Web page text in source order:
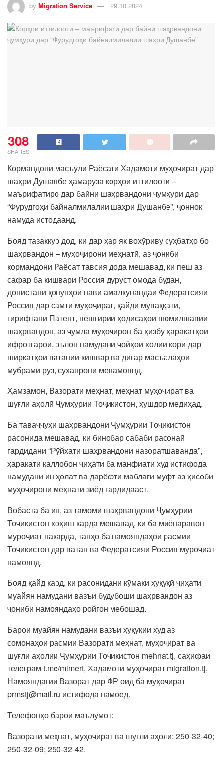
by Migration Service 29.10.2024
308
SHARES
Кормандони масъули Раёсати Хадамоти муҳоҷират дар
шаҳри Душанбе ҳамарӯза корҳои иттилоотӣ –
маърифатиро дар байни шаҳрвандони ҷумҳури дар
“Фурудгоҳи байналмилалии шаҳри Душанбе”, ҷоннок
намуда истодаанд.
Бояд тазаккур дод, ки дар ҳар як вохӯриву суҳбатҳо бо
шаҳрвандон – муҳоҷирони меҳнатӣ, аз ҷониби
кормандони Раёсат тавсия дода мешавад, ки пеш аз
сафар ба кишвари Россия дуруст омода будан,
донистани қонунҳои нави амалкунандаи Федератсияи
Россия дар самти муҳоҷират, қайди муваққатӣ,
гирифтани Патент, пешгирии ҳодисаҳои шомилшавии
шаҳрвандон, аз ҷумла муҳоҷирон ба ҳизбу ҳаракатҳои
ифротгароӣ, эълон намудани ҷойҳои холии корӣ дар
ширкатҳои ватании кишвар ва дигар масъалаҳои
мубрами рӯз, суханронӣ менамоянд.
Ҳамзамон, Вазорати меҳнат, меҳнат муҳоҷират ва
шуғли аҳолӣ Ҷумҳурии Тоҷикистон, ҳушдор медиҳад.
Ба таваҷҷуҳи шаҳрвандони Ҷумҳурии Тоҷикистон
расонида мешавад, ки бинобар сабаби расонаӣ
гардидани “Рӯйхати шаҳрвандони назоратшаванда”,
ҳаракати қаллобон ҷиҳати ба манфиати худ истифода
намудани ин ҳолат ва дарёфти маблағи муфт аз ҳисоби
муҳоҷирони меҳнатӣ зиёд гардидааст.
Вобаста ба ин, аз тамоми шаҳрвандони Ҷумҳурии
Тоҷикистон хоҳиш карда мешавад, ки ба миёнаравон
муроҷиат накарда, танҳо ба намояндаҳои расмии
Тоҷикистон дар ватан ва Федератсияи Россия муроҷиат
намоянд.
Бояд қайд кард, ки расонидани кӯмаки ҳуқуқӣ ҷиҳати
муайян намудани вазъи будубоши шаҳрвандон аз
ҷониби намояндаҳо ройгон мебошад.
Барои муайян намудани вазъи ҳуқуқии худ аз
сомонаҳои расмии Вазорати меҳнат, муҳоҷират ва
шуғли аҳолии Ҷумҳурии Тоҷикистон mehnat.tj, саҳифаи
телеграм t.me/mlmert, Хадамоти муҳоҷират migration.tj,
Намояндагии Вазорат дар ФР оид ба муҳоҷират
prmstj@mail.ru истифода намоед.
Телефонҳо барои маълумот:
Вазорати меҳнат, муҳоҷират ва шуғли аҳолӣ: 250-32-40;
250-32-09; 250-32-42.